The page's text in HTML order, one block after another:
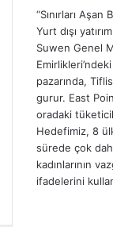
“Sınırları
Yurt dışı
Suwen Genel
Emirlikleri’ndeki
pazarında,
gurur. East
oradaki
Hedefimiz, 8
sürede çok
kadınlarının
ifadelerini